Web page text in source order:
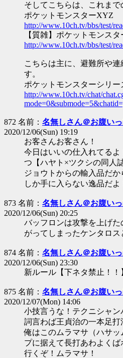
そしてこちらは、これまで
ポケットモンスターXYZ
http://www.10ch.tv/bbs/test/
【質雑】ポケットモンスタ
http://www.10ch.tv/bbs/test/
こちらは主に、避難所や
す。
ポケットモンスターシリー
http://www.10ch.tv/chat/
872 名前： 名無しさん＠お腹いっ
2020/12/06(Sun) 19:19
お客さんお客さん！
今日はいいの仕入れてるよ
つ【ハヤト×ツクシの同人誌
ジョウトからの輸入品だ
しか手に入らない逸品だよ
873 名前： 名無しさん＠お腹いっ
2020/12/06(Sun) 20:25
バッフロンは攻撃を上げ
がってしまったケンタロス
874 名前： 名無しさん＠お腹いっ
2020/12/06(Sun) 23:30
新ルール【下ネタ禁止！！
875 名前： 名無しさん＠お腹いっ
2020/12/07(Mon) 14:06
小技言うな！テクニシャ
詞言わば王貞治の一本足
俺はこのムラマサ（ハサ
プに据えて長打あわよくば
行くぞ！ムラマサ！